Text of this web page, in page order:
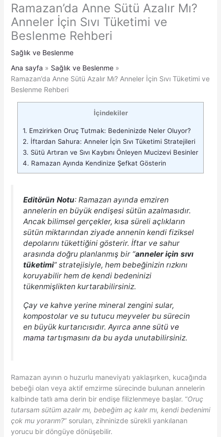
Ramazan’da Anne Sütü Azalır Mı?
Anneler İçin Sıvı Tüketimi ve
Beslenme Rehberi
Sağlık ve Beslenme
Ana sayfa
Sağlık ve Beslenme
Ramazan’da Anne Sütü Azalır Mı? Anneler İçin Sıvı Tüketimi ve
Beslenme Rehberi
İçindekiler
1. Emzirirken Oruç Tutmak: Bedeninizde Neler Oluyor?
2. İftardan Sahura: Anneler İçin Sıvı Tüketimi Stratejileri
3. Sütü Artıran ve Sıvı Kaybını Önleyen Mucizevi Besinler
4. Ramazan Ayında Kendinize Şefkat Gösterin
Editörün Notu: Ramazan ayında emziren
annelerin en büyük endişesi sütün azalmasıdır.
Ancak bilimsel gerçekler, kısa süreli açlıkların
sütün miktarından ziyade annenin kendi fiziksel
depolarını tükettiğini gösterir. İftar ve sahur
arasında doğru planlanmış bir “anneler için sıvı
tüketimi” stratejisiyle, hem bebeğinizin rızkını
koruyabilir hem de kendi bedeninizi
tükenmişlikten kurtarabilirsiniz.
Çay ve kahve yerine mineral zengini sular,
kompostolar ve su tutucu meyveler bu sürecin
en büyük kurtarıcısıdır. Ayırca anne sütü ve
mama tartışmasını da bu ayda unutabilirsiniz.
Ramazan ayının o huzurlu maneviyatı yaklaşırken, kucağında
bebeği olan veya aktif emzirme sürecinde bulunan annelerin
kalbinde tatlı ama derin bir endişe filizlenmeye başlar. “Oruç
tutarsam sütüm azalır mı, bebeğim aç kalır mı, kendi bedenimi
çok mu yorarım?” soruları, zihninizde sürekli yankılanan
yorucu bir döngüye dönüşebilir.